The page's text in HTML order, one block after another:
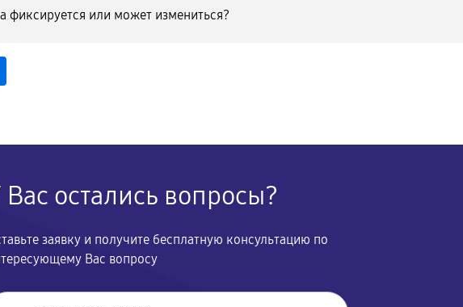
фиксируется или может измениться?
Вас остались вопросы?
заявку и получите бесплатную консультацию по
Вас вопросу